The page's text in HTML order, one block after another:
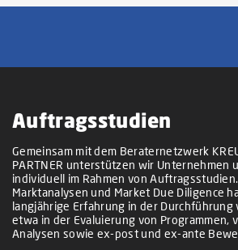
Auftragsstudien
Gemeinsam mit dem Beraternetzwerk
PARTNER unterstützen wir Unternehmen
individuell im Rahmen von
Marktanalysen und Market Due Diligence
langjährige Erfahrung in der Durchführung
etwa in der Evaluierung von Programmen,
Analysen sowie ex-post und ex-ante